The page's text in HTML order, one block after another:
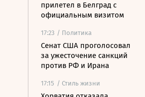
прилетел в Белград с
официальным визитом
17:23 / Политика
Сенат США проголосовал
за ужесточение санкций
против РФ и Ирана
17:15 / Стиль жизни